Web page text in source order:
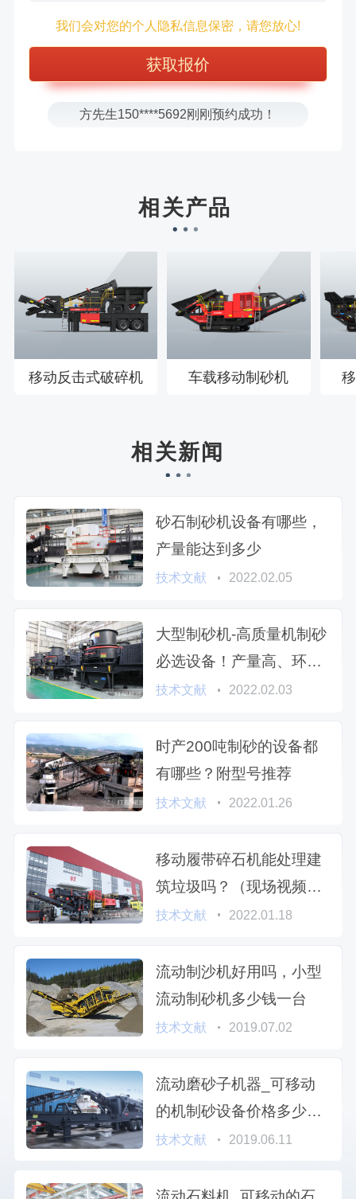
我们会对您的个人隐私信息保密，请您放心!
张先生131****7997刚刚预约成功！
方先生150****5692刚刚预约成功！
樊先生155****3710刚刚预约成功！
王先生183****6078刚刚预约成功！
相关产品
移动反击式破碎机 车载移动制砂机
相关新闻
砂石制砂机设备有哪些，
产量能达到多少
技术文献 2022.02.05
大型制砂机-高质量机制砂
必选设备！产量高、环保
好
技术文献 2022.02.03
时产200吨制砂的设备都
有哪些？附型号推荐
技术文献 2022.01.26
移动履带碎石机能处理建
筑垃圾吗？（现场视频推
送）
技术文献 2022.01.18
流动制沙机好用吗，小型
流动制砂机多少钱一台
技术文献 2019.07.02
流动磨砂子机器_可移动
的机制砂设备价格多少
钱，出沙质量怎么样
技术文献 2019.06.11